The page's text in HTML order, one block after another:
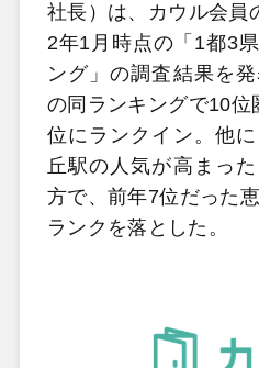
社長）は、カウル会員
2年1月時点の「1都3
ング」の調査結果を
の同ランキングで10
位にランクイン。他
丘駅の人気が高まっ
方で、前年7位だった
ランクを落とした。